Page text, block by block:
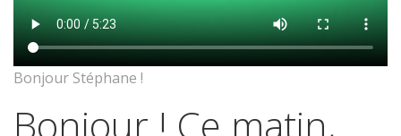
Bonjour Stéphane !
Bonjour ! Ce matin,